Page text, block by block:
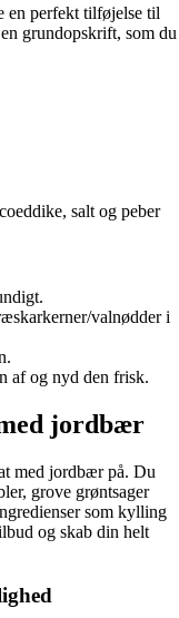
en perfekt tilføjelse til
grundopskrift, som du
salt og peber
valnødder i
af og nyd den frisk.
jordbær
med jordbær på. Du
grove grøntsager
som kylling
og skab din helt